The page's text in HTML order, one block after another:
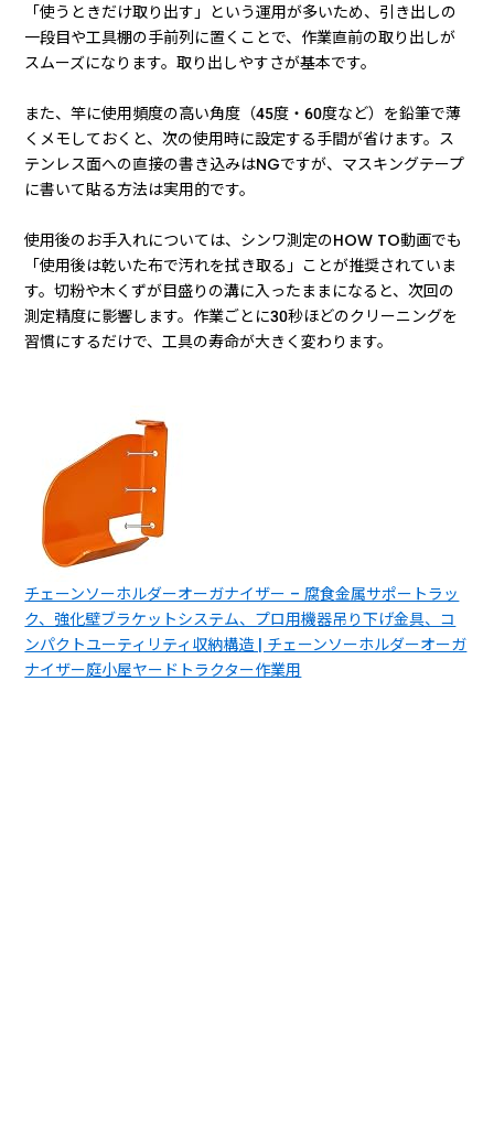
「使うときだけ取り出す」という運用が多いため、引き出しの
一段目や工具棚の手前列に置くことで、作業直前の取り出しが
スムーズになります。取り出しやすさが基本です。
また、竿に使用頻度の高い角度（45度・60度など）を鉛筆で薄
くメモしておくと、次の使用時に設定する手間が省けます。ス
テンレス面への直接の書き込みはNGですが、マスキングテープ
に書いて貼る方法は実用的です。
使用後のお手入れについては、シンワ測定のHOW TO動画でも
「使用後は乾いた布で汚れを拭き取る」ことが推奨されていま
す。切粉や木くずが目盛りの溝に入ったままになると、次回の
測定精度に影響します。作業ごとに30秒ほどのクリーニングを
習慣にするだけで、工具の寿命が大きく変わります。
チェーンソーホルダーオーガナイザー – 腐食金属サポートラッ
ク、強化壁ブラケットシステム、プロ用機器吊り下げ金具、コ
ンパクトユーティリティ収納構造 | チェーンソーホルダーオーガ
ナイザー庭小屋ヤードトラクター作業用